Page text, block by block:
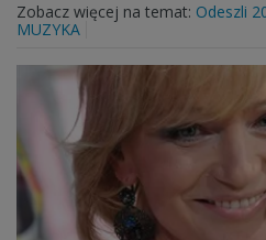
Zobacz więcej na temat: Odeszli
MUZYKA